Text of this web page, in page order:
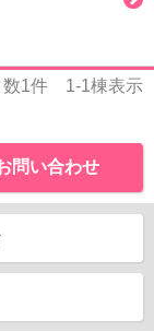
1件 1-1棟表示
問い合わせ